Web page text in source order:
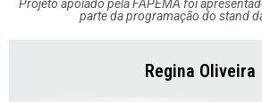
Projeto apoiado pela FAPEMA foi
parte da programação do stand
Regina Oliveira